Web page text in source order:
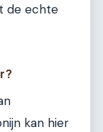
de echte
kan hier